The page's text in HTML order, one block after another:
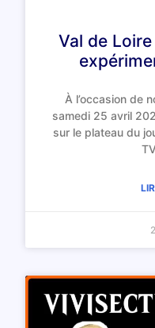
Val de
À l’occasion de
samedi 25 avril
sur le plateau du